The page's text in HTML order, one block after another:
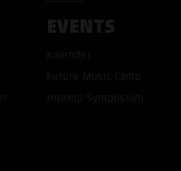
ALLE COOKIES AKZEPTIEREN
EVENTS
Kalender
Future Music Camp
HipHop Symposium